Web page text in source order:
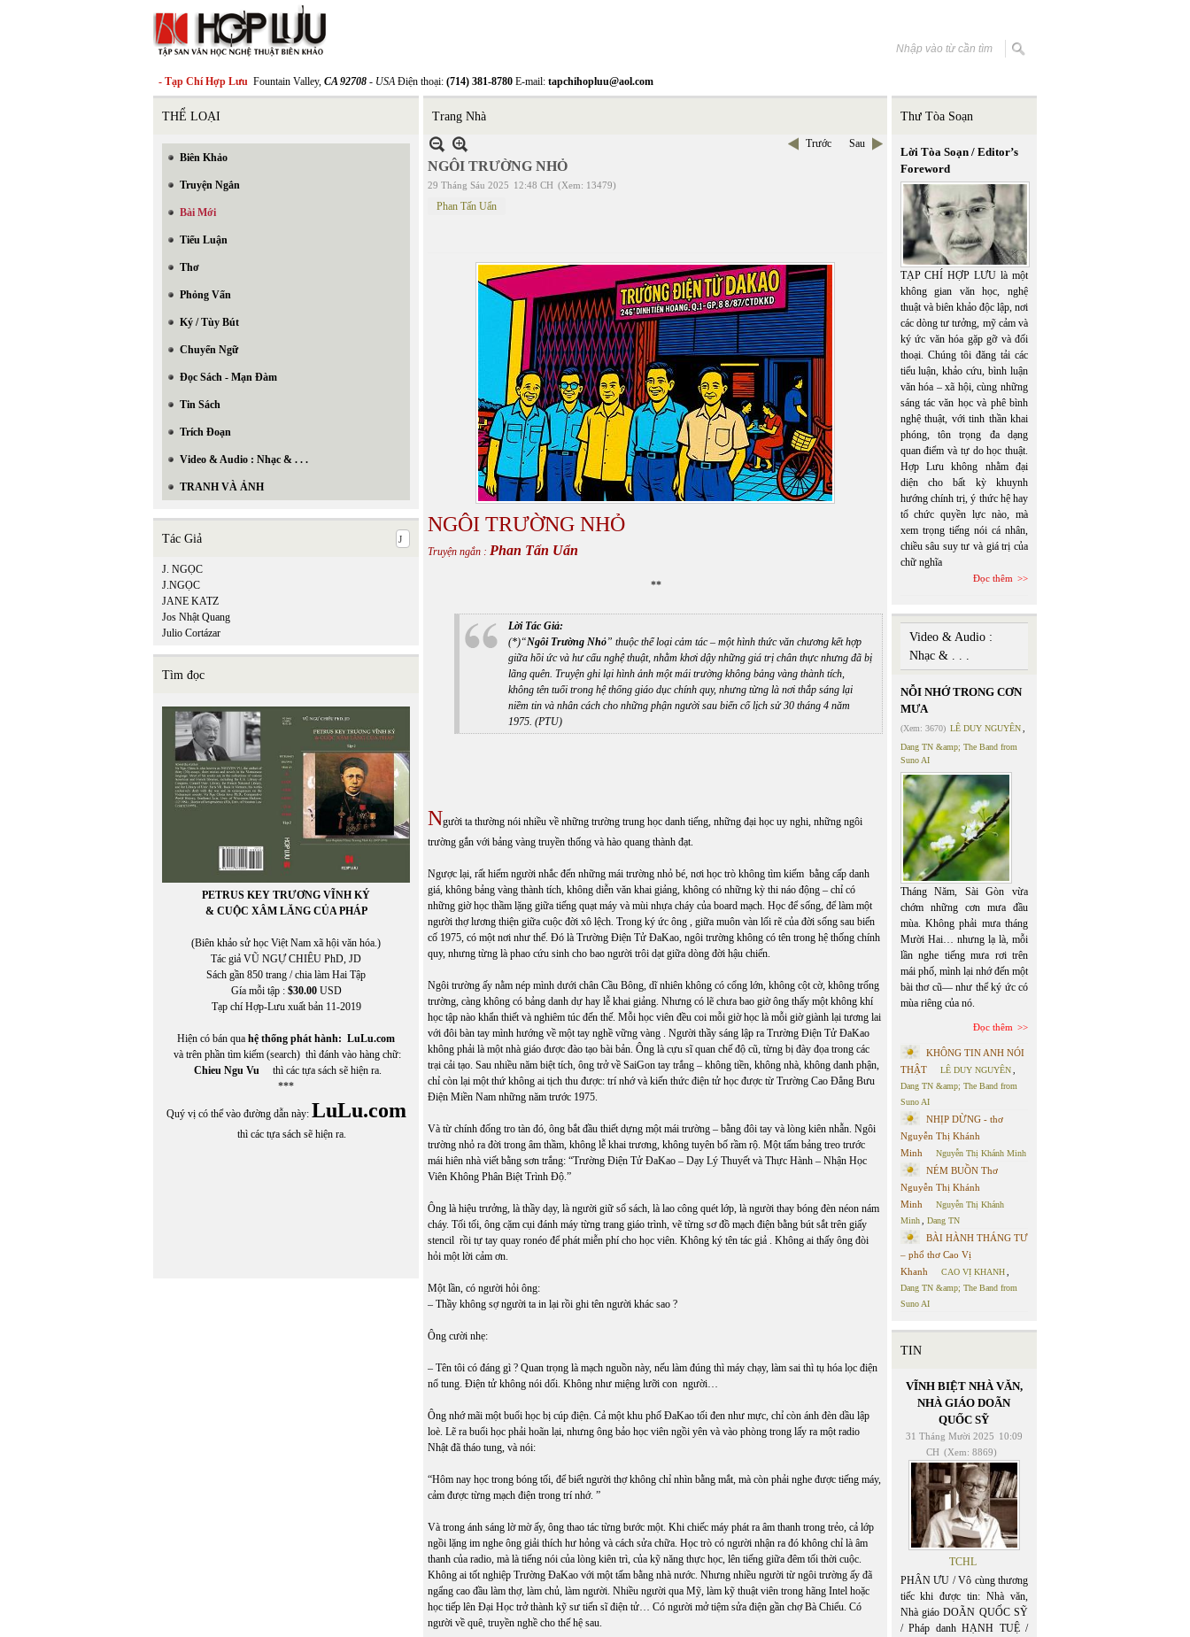
- Tạp Chí Hợp Lưu Fountain Valley, CA 92708 - USAĐiện thoại: (714) 381-8780 E-mail: tapchihopluu@aol.com
THỂ LOẠI
Biên Khảo
Truyện Ngắn
Bài Mới
Tiểu Luận
Thơ
Phỏng Vấn
Ký / Tùy Bút
Chuyển Ngữ
Đọc Sách - Mạn Đàm
Tin Sách
Trích Đoạn
Video & Audio : Nhạc & . . .
TRANH VÀ ẢNH
Tác Giả
J. NGỌC
J.NGỌC
JANE KATZ
Jos Nhật Quang
Julio Cortázar
Tìm đọc
PETRUS KEY TRƯƠNG VĨNH KÝ
& CUỘC XÂM LĂNG CỦA PHÁP
(Biên khảo sử học Việt Nam xã hội văn hóa.)
Tác giả VŨ NGỰ CHIÊU PhD, JD
Sách gần 850 trang / chia làm Hai Tập
Gía mỗi tập : $30.00USD
Tạp chí Hợp-Lưu xuất bản 11-2019
Hiện có bán qua hệ thống phát hành: LuLu.com
và trên phần tìm kiếm (search) thì đánh vào hàng chữ:
Chieu Ngu Vu thì các tựa sách sẽ hiện ra.
***
Quý vị có thể vào đường dẫn này: LuLu.com
thì các tựa sách sẽ hiện ra.
Trang Nhà
Trước Sau
NGÔI TRƯỜNG NHỎ
29 Tháng Sáu 2025 12:48 CH (Xem: 13479)
Phan Tấn Uẩn
NGÔI TRƯỜNG NHỎ
Truyện ngắn : Phan Tấn Uẩn
**
Lời Tác Giả:
(*)“Ngôi Trường Nhỏ” thuộc thể loại cảm tác – một hình thức văn chương kết hợp
giữa hồi ức và hư cấu nghệ thuật, nhằm khơi dậy những giá trị chân thực nhưng đã bị
lãng quên. Truyện ghi lại hình ảnh một mái trường không bảng vàng thành tích,
không tên tuổi trong hệ thống giáo dục chính quy, nhưng từng là nơi thắp sáng lại
niềm tin và nhân cách cho những phận người sau biến cố lịch sử 30 tháng 4 năm
1975. (PTU)
Người ta thường nói nhiều về những trường trung học danh tiếng, những đại học uy nghi, những ngôi
trường gắn với bảng vàng truyền thống và hào quang thành đạt.
Ngược lại, rất hiếm người nhắc đến những mái trường nhỏ bé, nơi học trò không tìm kiếm bằng cấp danh
giá, không bảng vàng thành tích, không diễn văn khai giảng, không có những kỳ thi náo động – chỉ có
những giờ học thầm lặng giữa tiếng quạt máy và mùi nhựa cháy của board mạch. Học để sống, để làm một
người thợ lương thiện giữa cuộc đời xô lệch. Trong ký ức ông , giữa muôn vàn lối rẽ của đời sống sau biến
cố 1975, có một nơi như thế. Đó là Trường Điện Tử ĐaKao, ngôi trường không có tên trong hệ thống chính
quy, nhưng từng là phao cứu sinh cho bao người trôi dạt giữa dòng đời hậu chiến.
Ngôi trường ấy nằm nép mình dưới chân Cầu Bông, dĩ nhiên không có cổng lớn, không cột cờ, không trống
trường, càng không có bảng danh dự hay lễ khai giảng. Nhưng có lẽ chưa bao giờ ông thấy một không khí
học tập nào khẩn thiết và nghiêm túc đến thế. Mỗi học viên đều coi mỗi giờ học là mỗi giờ giành lại tương lai
với đôi bàn tay mình hướng về một tay nghề vững vàng . Người thầy sáng lập ra Trường Điện Tử ĐaKao
không phải là một nhà giáo được đào tạo bài bản. Ông là cựu sĩ quan chế độ cũ, từng bị đày đọa trong các
trại cải tạo. Sau nhiều năm biệt tích, ông trở về SaiGon tay trắng – không tiền, không nhà, không danh phận,
chỉ còn lại một thứ không ai tịch thu được: trí nhớ và kiến thức điện tử học được từ Trường Cao Đẳng Bưu
Điện Miền Nam những năm trước 1975.
Và từ chính đống tro tàn đó, ông bắt đầu thiết dựng một mái trường – bằng đôi tay và lòng kiên nhẫn. Ngôi
trường nhỏ ra đời trong âm thầm, không lễ khai trương, không tuyên bố rầm rộ. Một tấm bảng treo trước
mái hiên nhà viết bằng sơn trắng: “Trường Điện Tử ĐaKao – Dạy Lý Thuyết và Thực Hành – Nhận Học
Viên Không Phân Biệt Trình Độ.”
Ông là hiệu trưởng, là thầy dạy, là người giữ sổ sách, là lao công quét lớp, là người thay bóng đèn néon nám
cháy. Tối tối, ông cặm cụi đánh máy từng trang giáo trình, vẽ từng sơ đồ mạch điện bằng bút sắt trên giấy
stencil rồi tự tay quay ronéo để phát miễn phí cho học viên. Không ký tên tác giả . Không ai thấy ông đòi
hỏi một lời cảm ơn.
Một lần, có người hỏi ông:
– Thầy không sợ người ta in lại rồi ghi tên người khác sao ?
Ông cười nhẹ:
– Tên tôi có đáng gì ? Quan trọng là mạch nguồn này, nếu làm đúng thì máy chạy, làm sai thì tụ hóa lọc điện
nổ tung. Điện tử không nói dối. Không như miệng lưỡi con người…
Ông nhớ mãi một buổi học bị cúp điện. Cả một khu phố ĐaKao tối đen như mực, chỉ còn ánh đèn dầu lập
loè. Lẽ ra buổi học phải hoãn lại, nhưng ông bảo học viên ngồi yên và vào phòng trong lấy ra một radio
Nhật đã tháo tung, và nói:
“Hôm nay học trong bóng tối, để biết người thợ không chỉ nhìn bằng mắt, mà còn phải nghe được tiếng máy,
cảm được từng mạch điện trong trí nhớ. ”
Và trong ánh sáng lờ mờ ấy, ông thao tác từng bước một. Khi chiếc máy phát ra âm thanh trong trẻo, cả lớp
ngồi lặng im nghe ông giải thích hư hỏng và cách sửa chữa. Học trò có người nhận ra đó không chỉ là âm
thanh của radio, mà là tiếng nói của lòng kiên trì, của kỹ năng thực học, lên tiếng giữa đêm tối thời cuộc.
Không ai tốt nghiệp Trường ĐaKao với một tấm bằng nhà nước. Nhưng nhiều người từ ngôi trường ấy đã
ngẩng cao đầu làm thợ, làm chủ, làm người. Nhiều người qua Mỹ, làm kỹ thuật viên trong hãng Intel hoặc
học tiếp lên Đại Học trở thành kỹ sư tiến sĩ điện tử… Có người mở tiệm sửa điện gần chợ Bà Chiểu. Có
người về quê, truyền nghề cho thế hệ sau.
Thư Tòa Soạn
Lời Tòa Soạn / Editor’s
Foreword
TẠP CHÍ HỢP LƯU là một
không gian văn học, nghệ
thuật và biên khảo độc lập, nơi
các dòng tư tưởng, mỹ cảm và
ký ức văn hóa gặp gỡ và đối
thoại. Chúng tôi đăng tải các
tiểu luận, khảo cứu, bình luận
văn hóa – xã hội, cùng những
sáng tác văn học và phê bình
nghệ thuật, với tinh thần khai
phóng, tôn trọng đa dạng
quan điểm và tự do học thuật.
Hợp Lưu không nhằm đại
diện cho bất kỳ khuynh
hướng chính trị, ý thức hệ hay
tổ chức quyền lực nào, mà
xem trọng tiếng nói cá nhân,
chiều sâu suy tư và giá trị của
chữ nghĩa
Đọc thêm
Video & Audio :
Nhạc & . . .
NỖI NHỚ TRONG CƠN
MƯA
(Xem: 3670) LÊ DUY NGUYÊN
Dang TN &amp; The Band from
Suno AI
Tháng Năm, Sài Gòn vừa
chớm những cơn mưa đầu
mùa. Không phải mưa tháng
Mười Hai… nhưng lạ là, mỗi
lần nghe tiếng mưa rơi trên
mái phố, mình lại nhớ đến một
bài thơ cũ— như thể ký ức có
mùa riêng của nó.
Đọc thêm
KHÔNG TIN ANH NÓI
THẬT
LÊ DUY NGUYÊN
Dang TN &amp; The Band from
Suno AI
NHỊP DỪNG - thơ
Nguyễn Thị Khánh
Minh
Nguyễn Thị Khánh Minh
NÉM BUỒN Thơ
Nguyễn Thị Khánh
Minh
Nguyễn Thị Khánh
Minh
Dang TN
BÀI HÀNH THÁNG TƯ
– phổ thơ Cao Vị
Khanh
CAO VỊ KHANH
Dang TN &amp; The Band from
Suno AI
TIN
VĨNH BIỆT NHÀ VĂN,
NHÀ GIÁO DOÃN
QUỐC SỸ
31 Tháng Mười 2025 10:09
CH (Xem: 8869)
TCHL
PHÂN ƯU / Vô cùng thương
tiếc khi được tin: Nhà văn,
Nhà giáo DOÃN QUỐC SỸ
/ Pháp danh HẠNH TUỆ /